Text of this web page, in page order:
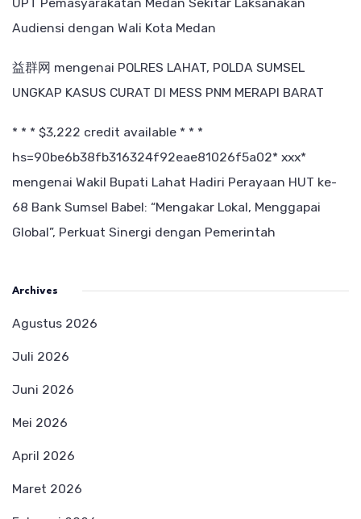
Audiensi dengan Wali Kota Medan
益群网 mengenai POLRES LAHAT, POLDA SUMSEL
UNGKAP KASUS CURAT DI MESS PNM MERAPI BARAT
* * * $3,222 credit available * * *
hs=90be6b38fb316324f92eae81026f5a02* ххх*
mengenai Wakil Bupati Lahat Hadiri Perayaan HUT ke-
68 Bank Sumsel Babel: “Mengakar Lokal, Menggapai
Global”, Perkuat Sinergi dengan Pemerintah
Archives
Agustus 2026
Juli 2026
Juni 2026
Mei 2026
April 2026
Maret 2026